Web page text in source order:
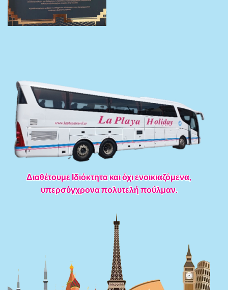
Διαθέτουμε Ιδιόκτητα και όχι ενοικιαζόμενα,
υπερσύγχρονα πολυτελή πούλμαν.